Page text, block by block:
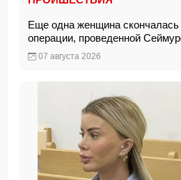
Еще одна женщина скончалась
операции, проведенной
07 августа 2026